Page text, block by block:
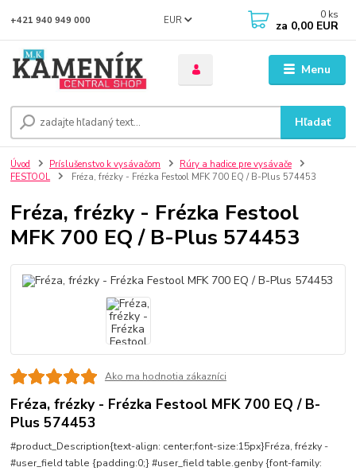
Menu
EUR
Hľadať
+421 940 949 000 0 ks
za 0,00 EUR
Úvod Príslušenstvo k vysávačom
Rúry a hadice pre vysávače
FESTOOL
Fréza, frézky - Frézka Festool MFK 700 EQ / B-Plus 574453
Fréza, frézky - Frézka Festool
MFK 700 EQ / B-Plus 574453
Ako ma hodnotia zákazníci
Fréza, frézky - Frézka Festool MFK 700 EQ / B-
Plus 574453
#product_Description{text-align: center;font-size:15px}Fréza, frézky -
#user_field table {padding:0;} #user_field table.genby {font-family: